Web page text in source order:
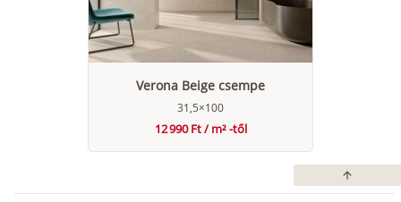
Verona Beige csempe
31,5×100
12 990 Ft / m² -től
arrow_upward